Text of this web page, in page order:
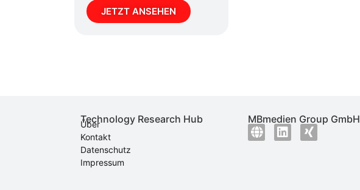
JETZT ANSEHEN
Technology Research Hub
Über
Kontakt
Datenschutz
Impressum
MBmedien Group GmbH